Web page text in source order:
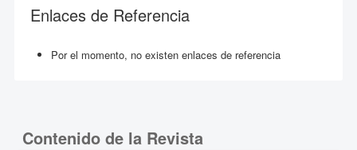
Enlaces de Referencia
Por el momento, no existen enlaces de referencia
Contenido de la Revista